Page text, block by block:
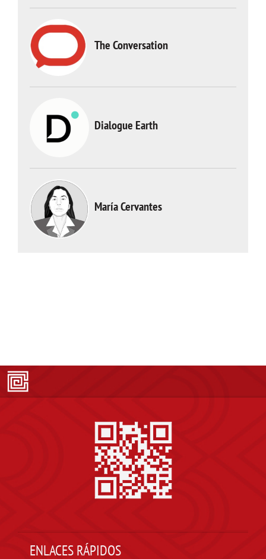
The Conversation
Dialogue Earth
María Cervantes
ENLACES RÁPIDOS